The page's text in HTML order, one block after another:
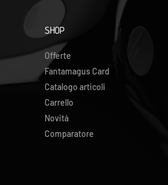
SHOP
Offerte
Fantamagus Card
Catalogo articoli
Carrello
Novità
Comparatore